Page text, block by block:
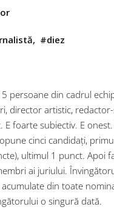
#diez
persoane din cadrul
director artistic,
foarte subiectiv. E
cinci candidați,
ultimul 1 punct. Apoi
ai juriului.
din toate
o singură dată.